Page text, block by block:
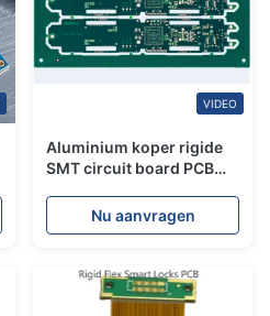
VIDEO
Aluminium koper rigide
SMT circuit board PCB
sourcing assembly
Nu aanvragen